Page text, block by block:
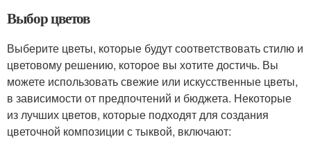
Выбор цветов
Выберите цветы, которые будут соответствовать стилю и
цветовому решению, которое вы хотите достичь. Вы
можете использовать свежие или искусственные цветы,
в зависимости от предпочтений и бюджета. Некоторые
из лучших цветов, которые подходят для создания
цветочной композиции с тыквой, включают: